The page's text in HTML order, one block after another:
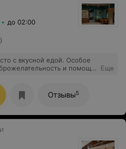
до 02:00
с вкусной едой. Особое
и помощь
Еще
Отзывы5